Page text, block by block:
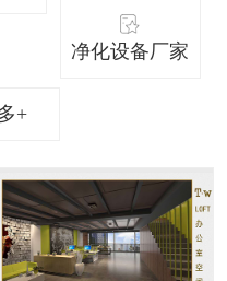
净化设备厂家
+